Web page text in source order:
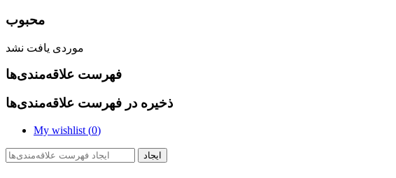
محبوب
موردی یافت نشد
فهرست علاقه‌مندی‌ها
ذخیره در فهرست علاقه‌مندی‌ها
My wishlist (0)
ایجاد